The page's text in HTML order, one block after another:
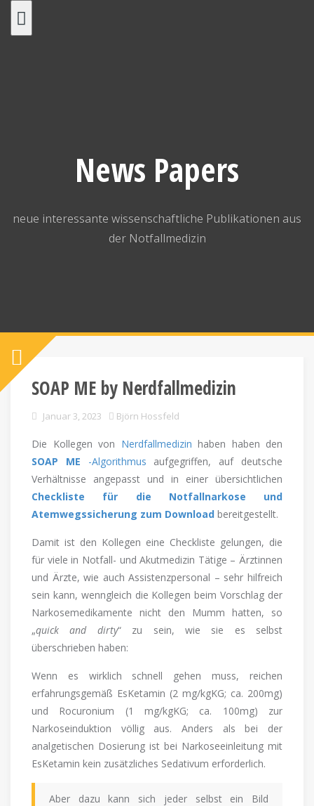
News Papers
neue interessante wissenschaftliche Publikationen aus
der Notfallmedizin
SOAP ME by Nerdfallmedizin
Januar 3, 2023 Björn Hossfeld
Die Kollegen von Nerdfallmedizin haben haben den
SOAP ME -Algorithmus aufgegriffen, auf deutsche
Verhältnisse angepasst und in einer übersichtlichen
Checkliste für die Notfallnarkose und
Atemwegssicherung zum Download bereitgestellt.
Damit ist den Kollegen eine Checkliste gelungen, die
für viele in Notfall- und Akutmedizin Tätige – Ärztinnen
und Ärzte, wie auch Assistenzpersonal – sehr hilfreich
sein kann, wenngleich die Kollegen beim Vorschlag der
Narkosemedikamente nicht den Mumm hatten, so
„quick and dirty“ zu sein, wie sie es selbst
überschrieben haben:
Wenn es wirklich schnell gehen muss, reichen
erfahrungsgemäß EsKetamin (2 mg/kgKG; ca. 200mg)
und Rocuronium (1 mg/kgKG; ca. 100mg) zur
Narkoseinduktion völlig aus. Anders als bei der
analgetischen Dosierung ist bei Narkoseeinleitung mit
EsKetamin kein zusätzliches Sedativum erforderlich.
Aber dazu kann sich jeder selbst ein Bild